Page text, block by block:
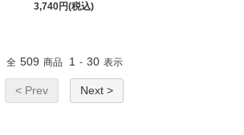
3,740円(税込)
全 509 商品 1 - 30 表示
< Prev Next >